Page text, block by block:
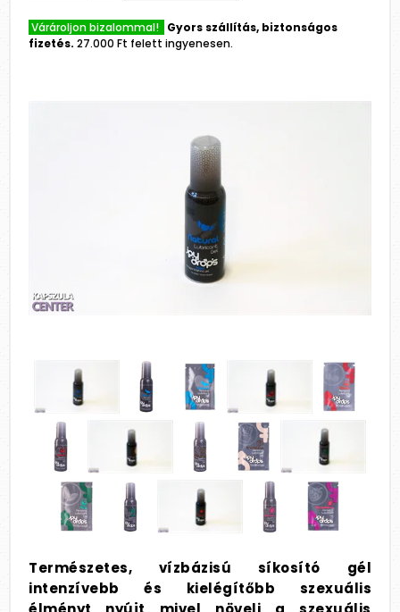
Várároljon bizalommal! Gyors szállítás, biztonságos
fizetés. 27.000 Ft felett ingyenesen.
Természetes, vízbázisú síkosító gél
intenzívebb és kielégítőbb szexuális